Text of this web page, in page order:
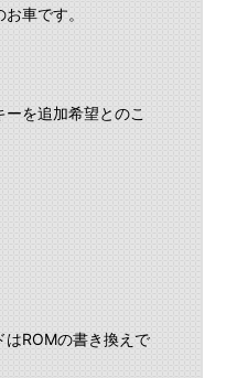
車です。
を追加希望とのこ
はROMの書き換えで